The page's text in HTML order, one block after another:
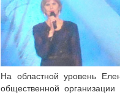
На областной уровень
общественной